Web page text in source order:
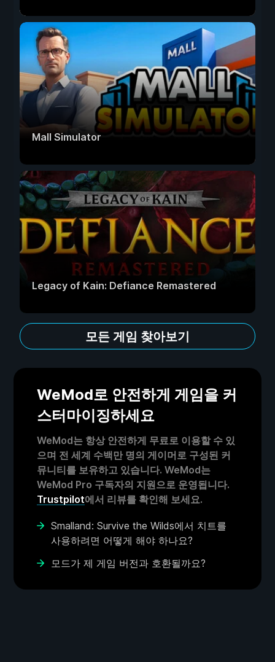
Mall Simulator
Legacy of Kain: Defiance Remastered
모든 게임 찾아보기
WeMod로 안전하게 게임을 커
스터마이징하세요
WeMod는 항상 안전하게 무료로 이용할 수 있
으며 전 세계 수백만 명의 게이머로 구성된 커
뮤니티를 보유하고 있습니다. WeMod는
WeMod Pro 구독자의 지원으로 운영됩니다.
Trustpilot에서 리뷰를 확인해 보세요.
Smalland: Survive the Wilds에서 치트를
사용하려면 어떻게 해야 하나요?
모드가 제 게임 버전과 호환될까요?